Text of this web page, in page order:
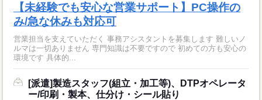
【未経験でも安心な営業サポート】PC操作の
み/急な休みも対応可
営業担当を支えていただく 事務アシスタントを募集します 難しいノ
ルマは一切ありません 専門知識は不要ですので 初めての方も安心の
環境です 具体的...
[派遣]製造スタッフ(組立・加工等)、DTPオペレータ
ー/印刷・製本、仕分け・シール貼り